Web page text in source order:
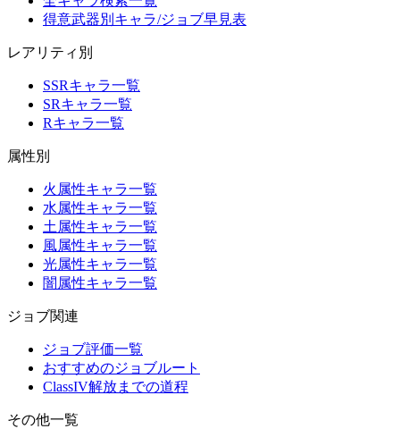
得意武器別キャラ/ジョブ早見表
レアリティ別
SSRキャラ一覧
SRキャラ一覧
Rキャラ一覧
属性別
火属性キャラ一覧
水属性キャラ一覧
土属性キャラ一覧
風属性キャラ一覧
光属性キャラ一覧
闇属性キャラ一覧
ジョブ関連
ジョブ評価一覧
おすすめのジョブルート
ClassIV解放までの道程
その他一覧